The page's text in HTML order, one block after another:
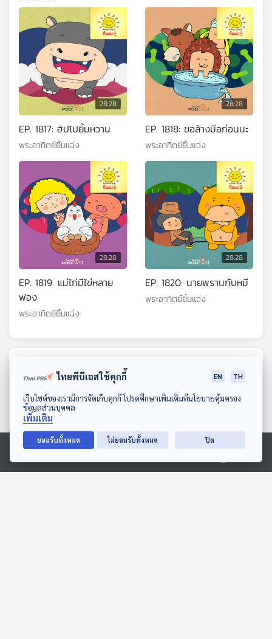
ดาวน์โหลด Thai PBS Podcast Application
Ⓒ 2020 องค์การกระจายเสียงและแพร่ภาพสาธารณะแห่งประเทศไทย
28:28
EP. 1817: ฮิปโปยิ้มหวาน
พระอาทิตย์ยิ้มแฉ่ง
28:28
EP. 1818: ขอล้างมือก่อนนะ
พระอาทิตย์ยิ้มแฉ่ง
28:28
EP. 1819: แม่ไก่มีไข่หลาย
ฟอง
พระอาทิตย์ยิ้มแฉ่ง
28:28
EP. 1820: นายพรานกับหมี
พระอาทิตย์ยิ้มแฉ่ง
28:28 28:28
ไทยพีบีเอสใช้คุกกี้ EN TH
เว็บไซต์ของเรามีการจัดเก็บคุกกี้ โปรดศึกษาเพิ่มเติมที่นโยบายคุ้มครอง
ข้อมูลส่วนบุคคล
เพิ่มเติม
ยอมรับทั้งหมด ไม่ยอมรับทั้งหมด ปิด